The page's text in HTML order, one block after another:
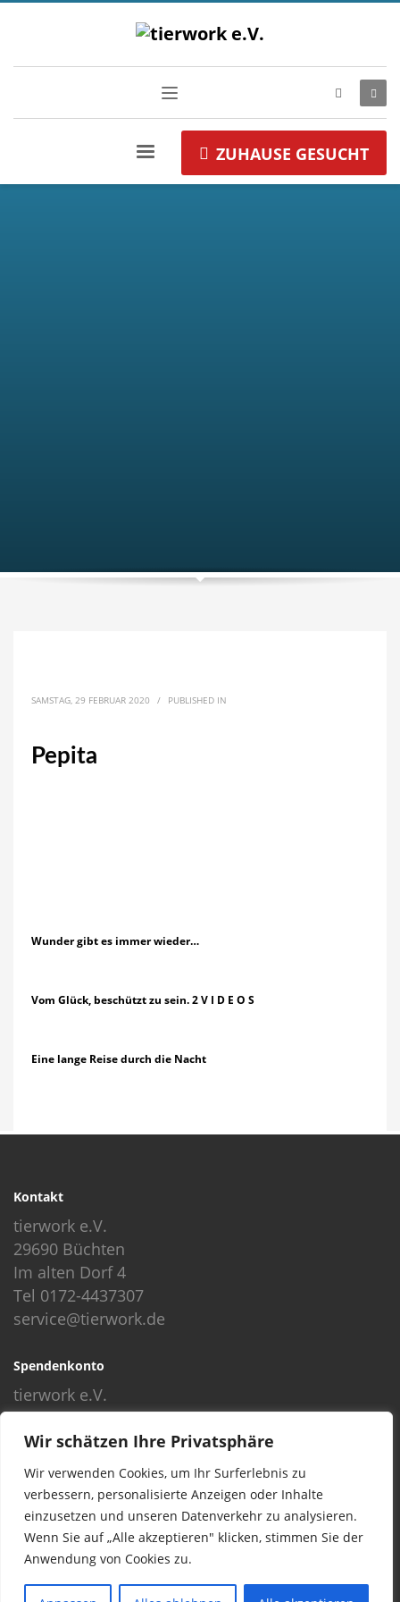
Wir schätzen Ihre Privatsphäre
Wir verwenden Cookies, um Ihr Surferlebnis zu
verbessern, personalisierte Anzeigen oder Inhalte
einzusetzen und unseren Datenverkehr zu analysieren.
Wenn Sie auf „Alle akzeptieren" klicken, stimmen Sie der
Anwendung von Cookies zu.
ZUHAUSE GESUCHT
SAMSTAG, 29 FEBRUAR 2020 / PUBLISHED IN
Pepita
Wunder gibt es immer wieder…
Vom Glück, beschützt zu sein. 2 V I D E O S
Eine lange Reise durch die Nacht
Kontakt
tierwork e.V.
29690 Büchten
Im alten Dorf 4
Tel 0172-4437307
service@tierwork.de
Spendenkonto
tierwork e.V.
Volksbank
BLZ: 24060300
Konto: 4902218000
IBAN: DE68240603004902218000
BIC: GENODEF1NBU
© 2016 Copyright by tierwork. All rights reserved.